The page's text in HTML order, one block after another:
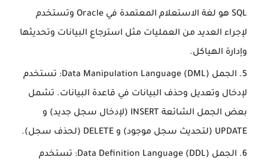
SQL هو لغة الاستعلام المعتمدة في Oracle وتستخدم
لإجراء العديد من العمليات مثل استرجاع البيانات وتحديثها
وإدارة الهياكل.
الجمل Data Manipulation Language (DML): تستخدم
لإدخال وتعديل وحذف البيانات في قاعدة البيانات. تشمل
بعض الجمل الشائعة INSERT (لإدخال سجل جديد) و
UPDATE (لتحديث سجل موجود) و DELETE (لحذف سجل).
الجمل Data Definition Language (DDL): تستخدم